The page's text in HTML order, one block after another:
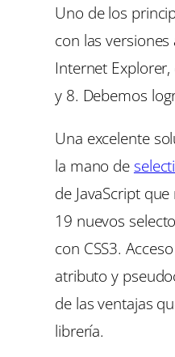
Uno de los
con las
Internet
y 8. Debemos
Una excelente
la mano de
de JavaScript
19 nuevos
con CSS3.
atributo y
de las ventajas
librería.